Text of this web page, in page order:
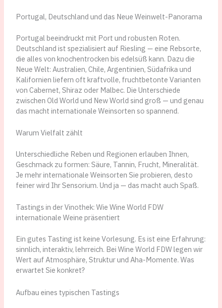
Portugal, Deutschland und das Neue Weinwelt-Panorama
Portugal beeindruckt mit Port und robusten Roten.
Deutschland ist spezialisiert auf Riesling — eine Rebsorte,
die alles von knochentrocken bis edelsüß kann. Dazu die
Neue Welt: Australien, Chile, Argentinien, Südafrika und
Kalifornien liefern oft kraftvolle, fruchtbetonte Varianten
von Cabernet, Shiraz oder Malbec. Die Unterschiede
zwischen Old World und New World sind groß — und genau
das macht internationale Weinsorten so spannend.
Warum Vielfalt zählt
Unterschiedliche Reben und Regionen erlauben Ihnen,
Geschmack zu formen: Säure, Tannin, Frucht, Mineralität.
Je mehr internationale Weinsorten Sie probieren, desto
feiner wird Ihr Sensorium. Und ja — das macht auch Spaß.
Tastings in der Vinothek: Wie Wine World FDW
internationale Weine präsentiert
Ein gutes Tasting ist keine Vorlesung. Es ist eine Erfahrung:
sinnlich, interaktiv, lehrreich. Bei Wine World FDW legen wir
Wert auf Atmosphäre, Struktur und Aha-Momente. Was
erwartet Sie konkret?
Aufbau eines typischen Tastings